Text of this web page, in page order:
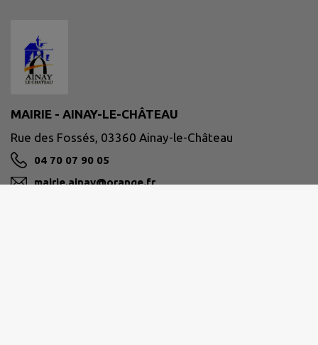
MAIRIE - AINAY-LE-CHÂTEAU
Rue des Fossés, 03360 Ainay-le-Château
04 70 07 90 05
mairie.ainay@orange.fr